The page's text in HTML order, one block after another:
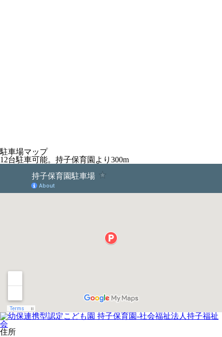
駐車場マップ
12台駐車可能。持子保育園より300m
住所